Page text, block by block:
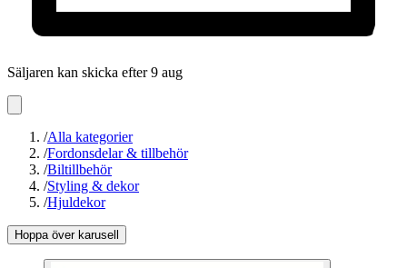
Säljaren kan skicka efter 9 aug
/Alla kategorier
/Fordonsdelar & tillbehör
/Biltillbehör
/Styling & dekor
/Hjuldekor
Hoppa över karusell